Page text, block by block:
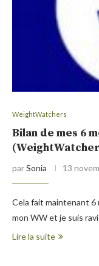
WeightWatchers
Bilan de mes 6
parSonia 13
Cela fait maintenant 6
mon WW et je suis
Lire la suite